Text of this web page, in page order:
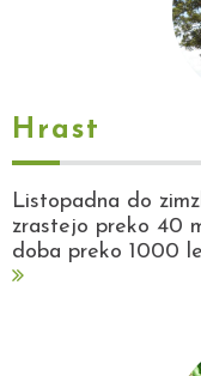
Hrast
Listopadna do
zrastejo preko 40
doba preko 1000